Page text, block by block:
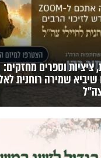
ציציות וספרים מחזקים:
שמירה רוחנית